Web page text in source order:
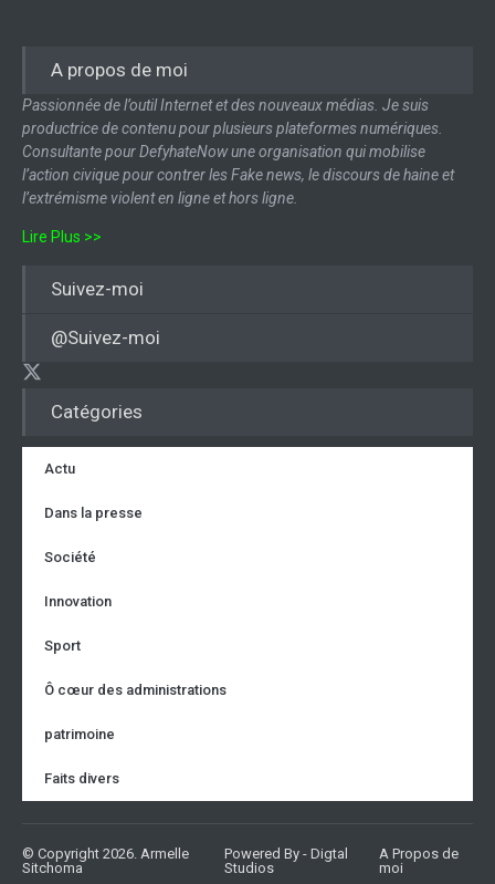
Catégories
Actu
Dans la presse
Société
Innovation
Sport
Ô cœur des administrations
patrimoine
Faits divers
A propos de moi
Passionnée de l’outil Internet et des nouveaux médias. Je suis
productrice de contenu pour plusieurs plateformes numériques.
Consultante pour DefyhateNow une organisation qui mobilise
l’action civique pour contrer les Fake news, le discours de haine et
l’extrémisme violent en ligne et hors ligne.
Lire Plus >>
Suivez-moi
@Suivez-moi
© Copyright 2026. Armelle
Sitchoma
Powered By - Digtal
Studios
A Propos de
moi